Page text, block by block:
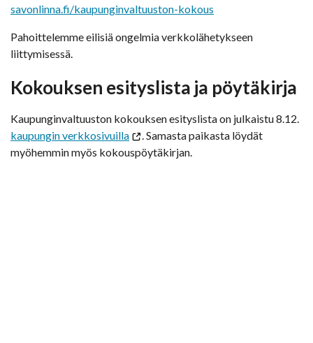
savonlinna.fi/kaupunginvaltuuston-kokous
Pahoittelemme eilisiä ongelmia verkkolähetykseen
liittymisessä.
Kokouksen esityslista ja pöytäkirja
Kaupunginvaltuuston kokouksen esityslista on julkaistu 8.12.
kaupungin verkkosivuilla
. Samasta paikasta löydät
myöhemmin myös kokouspöytäkirjan.